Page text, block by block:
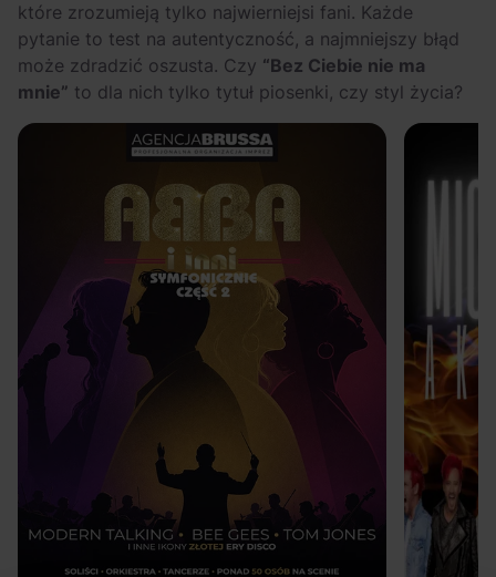
które zrozumieją tylko najwierniejsi fani. Każde
pytanie to test na autentyczność, a najmniejszy błąd
może zdradzić oszusta. Czy “Bez Ciebie nie ma
mnie” to dla nich tylko tytuł piosenki, czy styl życia?